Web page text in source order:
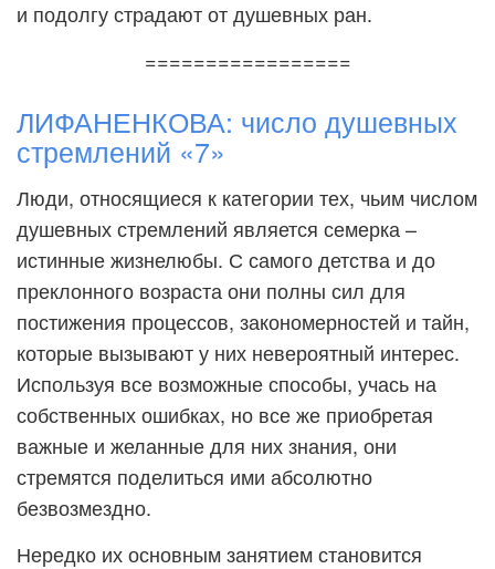
и подолгу страдают от душевных ран.
=================
ЛИФАНЕНКОВА: число душевных
стремлений «7»
Люди, относящиеся к категории тех, чьим числом
душевных стремлений является семерка –
истинные жизнелюбы. С самого детства и до
преклонного возраста они полны сил для
постижения процессов, закономерностей и тайн,
которые вызывают у них невероятный интерес.
Используя все возможные способы, учась на
собственных ошибках, но все же приобретая
важные и желанные для них знания, они
стремятся поделиться ими абсолютно
безвозмездно.
Нередко их основным занятием становится